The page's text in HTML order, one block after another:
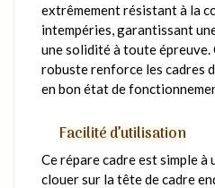
extrêmement résistant à la
intempéries, garantissant
une solidité à toute
robuste renforce les cadres
en bon état de
Facilité d’utilisation
Ce répare cadre est simple
clouer sur la tête de cadre